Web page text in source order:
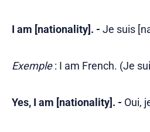
I am [nationality]. - Je suis
Exemple: I am French. (Je
Yes, I am [nationality]. - Oui,